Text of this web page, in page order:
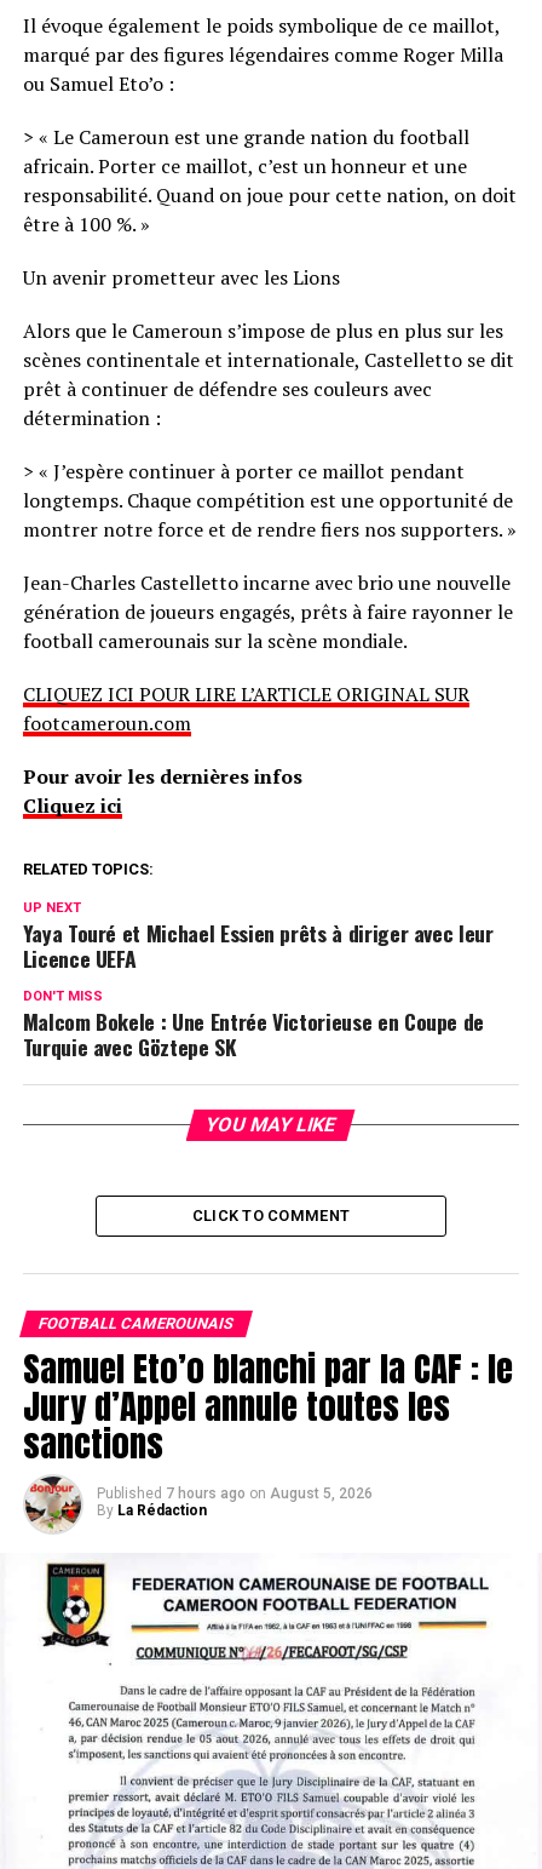
Il évoque également le poids symbolique de ce maillot,
marqué par des figures légendaires comme Roger Milla
ou Samuel Eto’o :
> « Le Cameroun est une grande nation du football
africain. Porter ce maillot, c’est un honneur et une
responsabilité. Quand on joue pour cette nation, on doit
être à 100 %. »
Un avenir prometteur avec les Lions
Alors que le Cameroun s’impose de plus en plus sur les
scènes continentale et internationale, Castelletto se dit
prêt à continuer de défendre ses couleurs avec
détermination :
> « J’espère continuer à porter ce maillot pendant
longtemps. Chaque compétition est une opportunité de
montrer notre force et de rendre fiers nos supporters. »
Jean-Charles Castelletto incarne avec brio une nouvelle
génération de joueurs engagés, prêts à faire rayonner le
football camerounais sur la scène mondiale.
CLIQUEZ ICI POUR LIRE L’ARTICLE ORIGINAL SUR
footcameroun.com
Pour avoir les dernières infos
Cliquez ici
RELATED TOPICS:
UP NEXT
Yaya Touré et Michael Essien prêts à diriger avec leur
Licence UEFA
DON'T MISS
Malcom Bokele : Une Entrée Victorieuse en Coupe de
Turquie avec Göztepe SK
YOU MAY LIKE
CLICK TO COMMENT
FOOTBALL CAMEROUNAIS
Samuel Eto’o blanchi par la CAF : le
Jury d’Appel annule toutes les
sanctions
Published 7 hours ago on August 5, 2026
By La Rédaction